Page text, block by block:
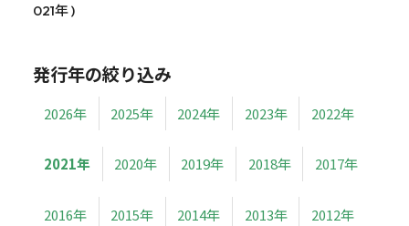
021年 )
発行年の絞り込み
2026年 2025年 2024年 2023年 2022年
2021年 2020年 2019年 2018年 2017年
2016年 2015年 2014年 2013年 2012年